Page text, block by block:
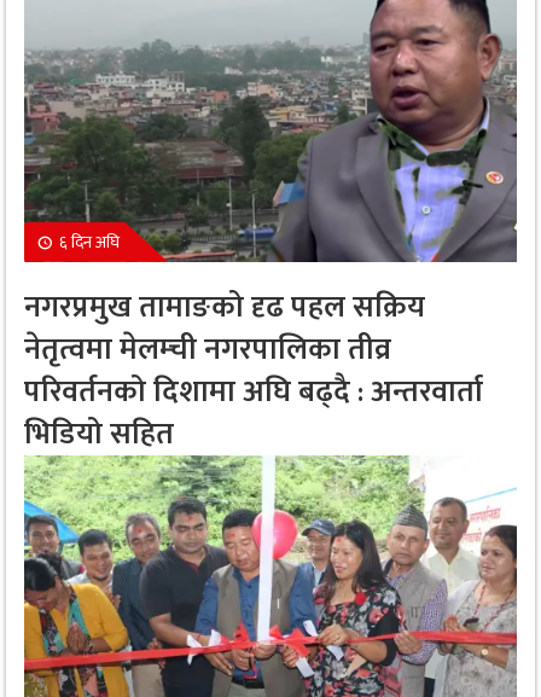
६ दिन अघि
नगरप्रमुख तामाङको दृढ पहल सक्रिय
नेतृत्वमा मेलम्ची नगरपालिका तीव्र
परिवर्तनको दिशामा अघि बढ्दै : अन्तरवार्ता
भिडियो सहित